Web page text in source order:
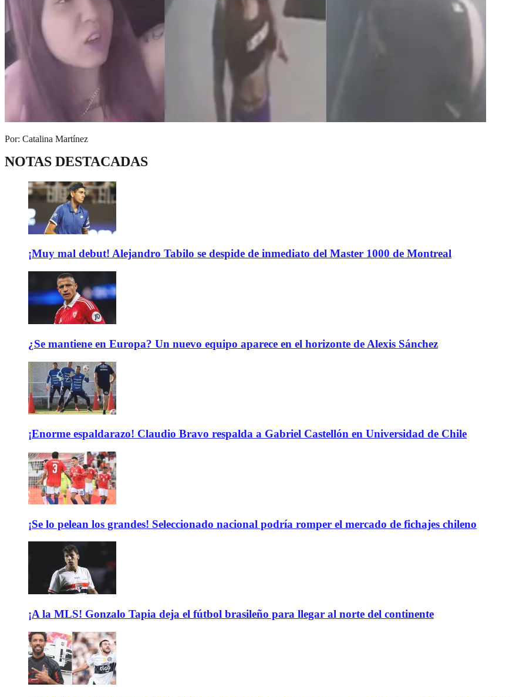
Por: Catalina Martínez
NOTAS DESTACADAS
¡Muy mal debut! Alejandro Tabilo se despide de inmediato del Master 1000 de Montreal
¿Se mantiene en Europa? Un nuevo equipo aparece en el horizonte de Alexis Sánchez
¡Enorme espaldarazo! Claudio Bravo respalda a Gabriel Castellón en Universidad de Chile
¡Se lo pelean los grandes! Seleccionado nacional podría romper el mercado de fichajes chileno
¡A la MLS! Gonzalo Tapia deja el fútbol brasileño para llegar al norte del continente